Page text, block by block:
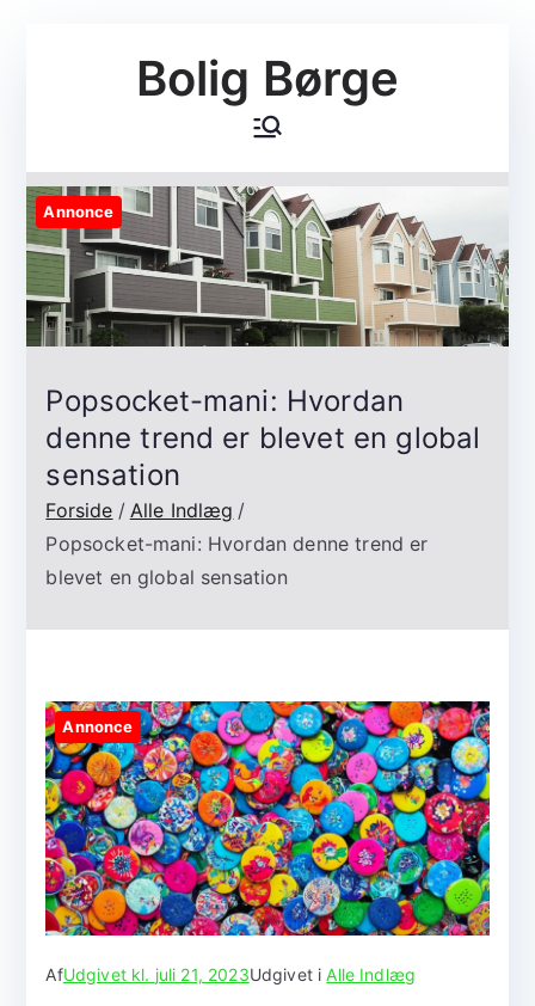
Bolig Børge
Annonce
Popsocket-mani: Hvordan
denne trend er blevet en global
sensation
Forside
Alle Indlæg
Popsocket-mani: Hvordan denne trend er
blevet en global sensation
Annonce
AfUdgivet kl. juli 21, 2023Udgivet iAlle Indlæg